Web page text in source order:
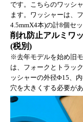
です。こちらのワッシ
ます。ワッシャーは、
4.5mmX4本)の計8個セ
削れ防止アルミワ
(税別)
※去年モデルを始め旧
は、フォークとトラッ
ッシャーの外径Φ15、
穴を大きくする必要があ